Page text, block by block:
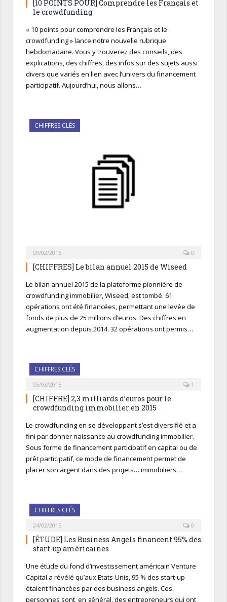
[10 POINTS POUR] Comprendre les Français et
le crowdfunding
« 10 points pour comprendre les Français et le
crowdfunding » lance notre nouvelle rubrique
hebdomadaire. Vous y trouverez des conseils, des
explications, des chiffres, des infos sur des sujets aussi
divers que variés en lien avec l’univers du financement
participatif. Aujourd’hui, nous allons…
CHIFFRES CLÉS
09/02/2016 0
[CHIFFRES] Le bilan annuel 2015 de Wiseed
Le bilan annuel 2015 de la plateforme pionnière de
crowdfunding immobilier, Wiseed, est tombé. 61
opérations ont été financées, permettant une levée de
fonds de plus de 25 millions d’euros. Des chiffres en
augmentation depuis 2014. 32 opérations ont permis…
CHIFFRES CLÉS
05/03/2015 1
[CHIFFRE] 2,3 milliards d’euros pour le
crowdfunding immobilier en 2015
Le crowdfunding en se développant s’est diversifié et a
fini par donner naissance au crowdfunding immobilier.
Sous forme de financement participatif en capital ou de
prêt participatif, ce mode de financement permet de
placer son argent dans des projets… immobiliers…
CHIFFRES CLÉS
24/02/2015 0
[ÉTUDE] Les Business Angels financent 95% des
start-up américaines
Une étude du fond d’investissement américain Venture
Capital a révélé qu’aux Etats-Unis, 95 % des start-up
étaient financées par des business angels. Ces
personnes sont, en général, des entrepreneurs qui ont